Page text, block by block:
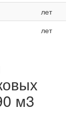
лет
лет
м3